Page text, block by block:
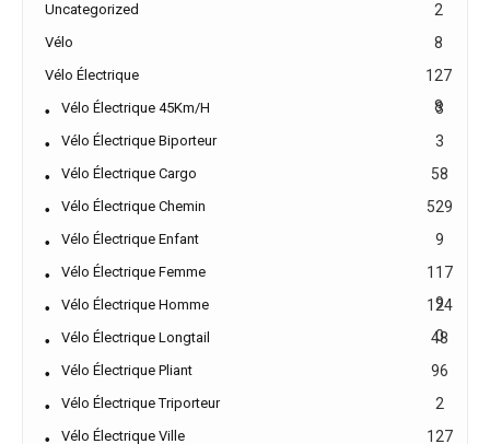
Uncategorized 2
Vélo 8
Vélo Électrique
127
8
Vélo Électrique 45Km/h 3
Vélo Électrique Biporteur 3
Vélo Électrique Cargo 58
Vélo Électrique Chemin 529
Vélo Électrique Enfant 9
Vélo Électrique Femme
117
9
Vélo Électrique Homme
124
0
Vélo Électrique Longtail 48
Vélo Électrique Pliant 96
Vélo Électrique Triporteur 2
Vélo Électrique Ville 127